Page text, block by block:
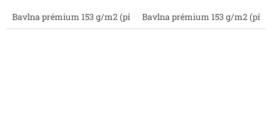
Bavlna prémium 153 g/m2 (přírodní) Bavlněný satén 130 g/
Bavlna prémium 153 g/m2